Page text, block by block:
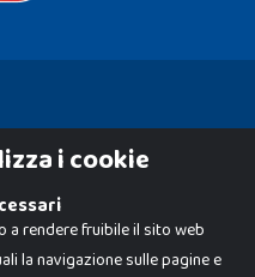
i cookie
rendere fruibile il sito web
la navigazione sulle pagine e